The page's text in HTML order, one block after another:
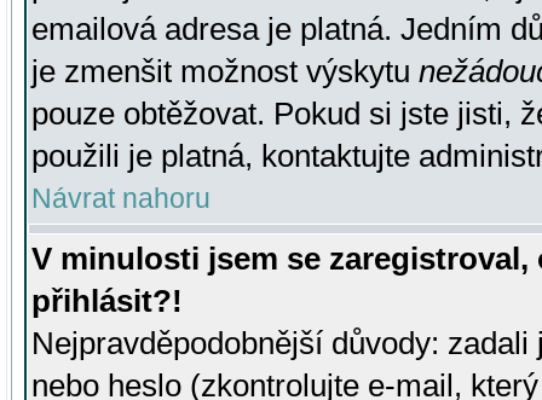
emailová adresa je platná. Jedním
je zmenšit možnost výskytu
pouze obtěžovat. Pokud si jste jisti,
použili je platná, kontaktujte
Návrat nahoru
V minulosti jsem se
přihlásit?!
Nejpravděpodobnější důvody:
nebo heslo (zkontrolujte e-mail,